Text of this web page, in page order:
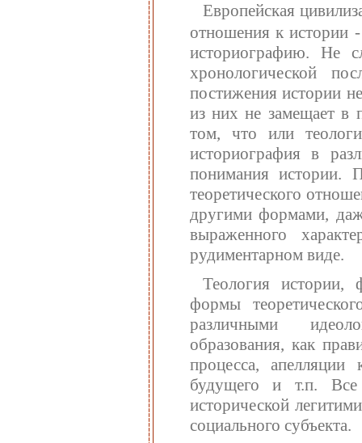
Европейская
отношения к истории
историографию. Не
хронологической
постижения истории
из них не замещает в
том, что или
историография в
понимания истории.
теоретического
другими формами,
выраженного
рудиментарном виде.
Теология истории,
формы
различными
образования, как
процесса,
будущего и т.п. Все
исторической
социального субъекта.